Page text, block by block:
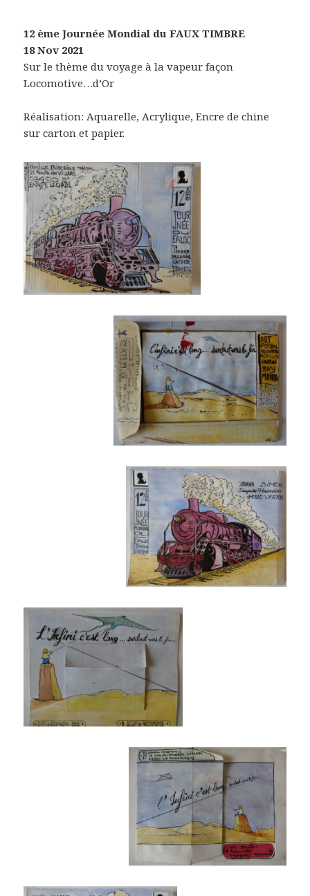
12 ème Journée Mondial du FAUX TIMBRE
18 Nov 2021
Sur le thème du voyage à la vapeur façon
Locomotive…d’Or
Réalisation: Aquarelle, Acrylique, Encre de chine
sur carton et papier.